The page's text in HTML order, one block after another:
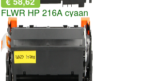
FLWR HP 216A cyaan